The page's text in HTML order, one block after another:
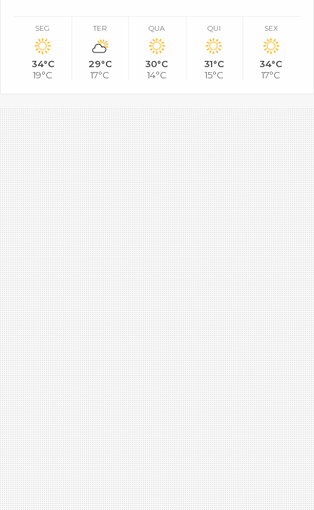
SEG
34°C
19°C
TER
29°C
17°C
QUA
30°C
14°C
QUI
31°C
15°C
SEX
34°C
17°C